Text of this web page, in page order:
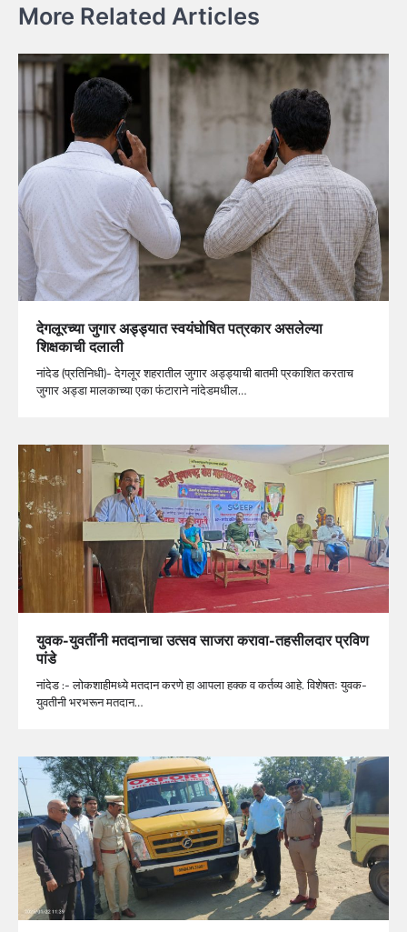
More Related Articles
देगलूरच्या जुगार अड्ड्यात स्वयंघोषित पत्रकार असलेल्या
शिक्षकाची दलाली
नांदेड (प्रतिनिधी)- देगलूर शहरातील जुगार अड्ड्याची बातमी प्रकाशित करताच
जुगार अड्डा मालकाच्या एका फंटाराने नांदेडमधील…
युवक-युवतींनी मतदानाचा उत्सव साजरा करावा-तहसीलदार प्रविण
पांडे
नांदेड :- लोकशाहीमध्ये मतदान करणे हा आपला हक्क व कर्तव्य आहे. विशेषतः युवक-
युवतीनी भरभरून मतदान…